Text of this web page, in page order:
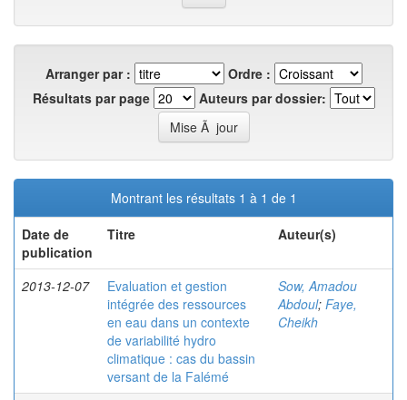
Arranger par :
Ordre :
Résultats par page
Auteurs par dossier:
Montrant les résultats 1 à 1 de 1
Date de
publication
Titre Auteur(s)
2013-12-07
Evaluation et gestion
intégrée des ressources
en eau dans un contexte
de variabilité hydro
climatique : cas du bassin
versant de la Falémé
Sow, Amadou
Abdoul; Faye,
Cheikh